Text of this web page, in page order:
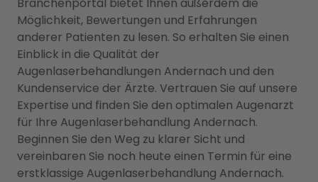
Möglichkeit, Bewertungen und Erfahrungen
anderer Patienten zu lesen. So erhalten Sie einen
Einblick in die Qualität der
Augenlaserbehandlungen Andernach und den
Kundenservice der Ärzte. Vertrauen Sie auf unsere
Expertise und finden Sie den optimalen Augenarzt
für Ihre Augenlaserbehandlung Andernach.
Beginnen Sie den Weg zu klarer Sicht und
vereinbaren Sie noch heute einen Termin für eine
erstklassige Augenlaserbehandlung Andernach.